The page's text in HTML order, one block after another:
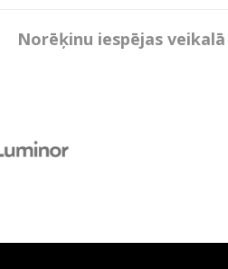
Norēķinu iespējas veikalā